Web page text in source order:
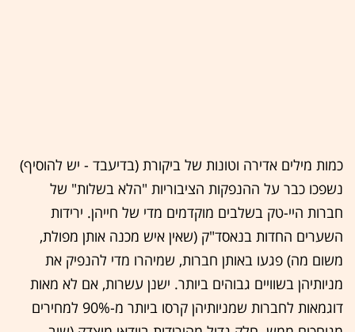
כמות מילים אדירה וטונות של ביקורת (בדיעבד - יש להוסיף)
נשפכו כבר על ההנפקות הציבוריות "הלא בשלות" של
חברות היי-טק בשלבים מוקדמים מדי של חייהן. ירידות
השערים החדות בנאסד"ק (שאין איש מכנה אותן מפולת,
משום מה) פגעו באותן חברות, שמיהרו מדי להנפיק את
מניותיהן בשוויים גבוהים ביותר. ישנן עשרות, אם לא מאות
דוגמאות לחברות שמניותיהן קרסו ביותר מ-90% למחירים